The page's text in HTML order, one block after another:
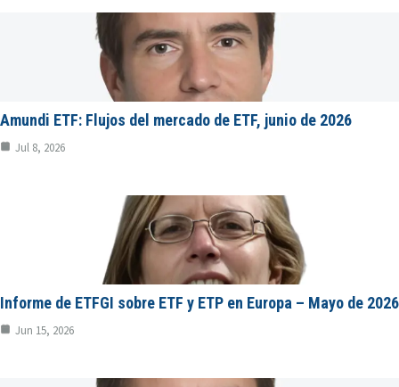
Amundi ETF: Flujos del mercado de ETF, junio de 2026
Jul 8, 2026
Informe de ETFGI sobre ETF y ETP en Europa – Mayo de 2026
Jun 15, 2026